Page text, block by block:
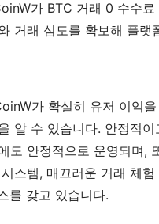
가 BTC 거래 0 수수
거래 심도를 확보해 플랫
가 확실히 유저 이익
알 수 있습니다. 안정적
도 안정적으로 운영되며,
스템, 매끄러운 거래 체
를 갖고 있습니다.